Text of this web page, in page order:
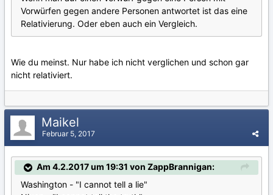
Vorwürfen gegen andere Personen antwortet ist das eine
Relativierung. Oder eben auch ein Vergleich.
Wie du meinst. Nur habe ich nicht verglichen und schon gar
nicht relativiert.
Maikel
Februar 5, 2017
Am 4.2.2017 um 19:31 von ZappBrannigan:
Washington - "I cannot tell a lie"